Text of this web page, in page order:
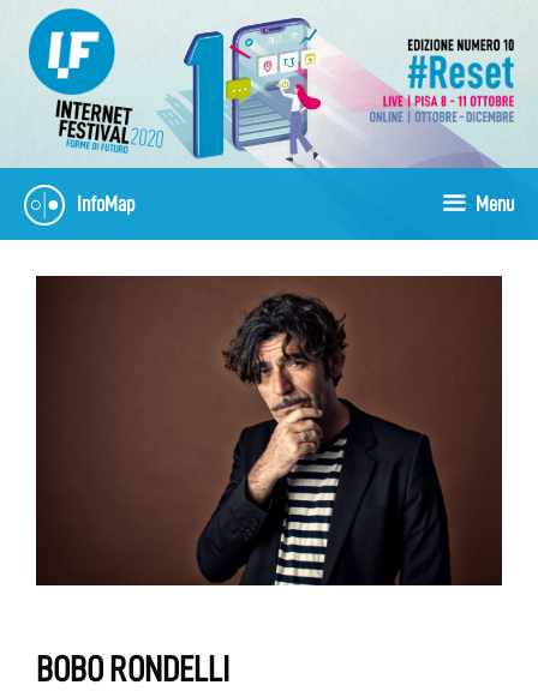
content
InfoMap Menu
BOBO RONDELLI